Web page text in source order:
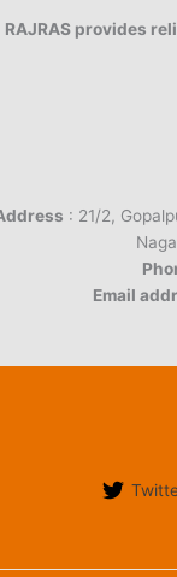
RAJRAS provides
: 21/2,
Email